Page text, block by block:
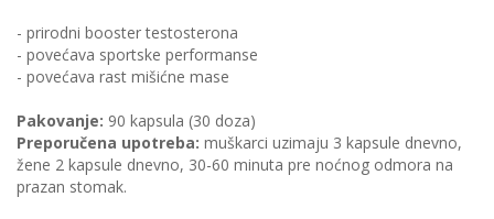
- prirodni booster testosterona
- povećava sportske performanse
- povećava rast mišićne mase
Pakovanje: 90 kapsula (30 doza)
Preporučena upotreba: muškarci uzimaju 3 kapsule dnevno,
žene 2 kapsule dnevno, 30-60 minuta pre noćnog odmora na
prazan stomak.